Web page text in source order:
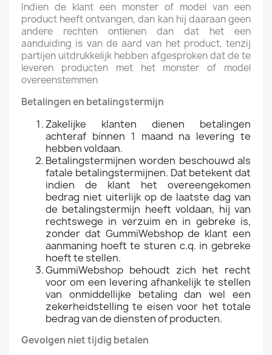
Indien de klant een monster of model van een
product heeft ontvangen, dan kan hij daaraan geen
andere rechten ontlenen dan dat het een
aanduiding is van de aard van het product, tenzij
partijen uitdrukkelijk hebben afgesproken dat de te
leveren producten met het monster of model
overeenstemmen
Betalingen en betalingstermijn
Zakelijke klanten dienen betalingen
achteraf binnen 1 maand na levering te
hebben voldaan.
Betalingstermijnen worden beschouwd als
fatale betalingstermijnen. Dat betekent dat
indien de klant het overeengekomen
bedrag niet uiterlijk op de laatste dag van
de betalingstermijn heeft voldaan, hij van
rechtswege in verzuim en in gebreke is,
zonder dat GummiWebshop de klant een
aanmaning hoeft te sturen c.q. in gebreke
hoeft te stellen.
GummiWebshop behoudt zich het recht
voor om een levering afhankelijk te stellen
van onmiddellijke betaling dan wel een
zekerheidstelling te eisen voor het totale
bedrag van de diensten of producten.
Gevolgen niet tijdig betalen